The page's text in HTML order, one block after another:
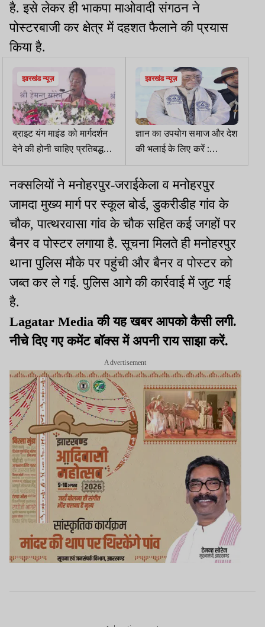
है. इसे लेकर ही भाकपा माओवादी संगठन ने
पोस्टरबाजी कर क्षेत्र में दहशत फैलाने की प्रयास
किया है.
झारखंड न्यूज़
ब्राइट यंग माइंड को मार्गदर्शन
देने की होनी चाहिए प्रतिबद्धता,
IIT-ISM दीक्षांत समारोह में
बोलीं राष्ट्रपति
झारखंड न्यूज़
ज्ञान का उपयोग समाज और देश
की भलाई के लिए करें :
राज्यपाल
नक्सलियों ने मनोहरपुर-जराईकेला व मनोहरपुर
जामदा मुख्य मार्ग पर स्कूल बोर्ड, डुकरीडीह गांव के
चौक, पात्थरवासा गांव के चौक सहित कई जगहों पर
बैनर व पोस्टर लगाया है. सूचना मिलते ही मनोहरपुर
थाना पुलिस मौके पर पहुंची और बैनर व पोस्टर को
जब्त कर ले गई. पुलिस आगे की कार्रवाई में जुट गई
है.
Lagatar Media की यह खबर आपको कैसी लगी.
नीचे दिए गए कमेंट बॉक्स में अपनी राय साझा करें.
Advertisement